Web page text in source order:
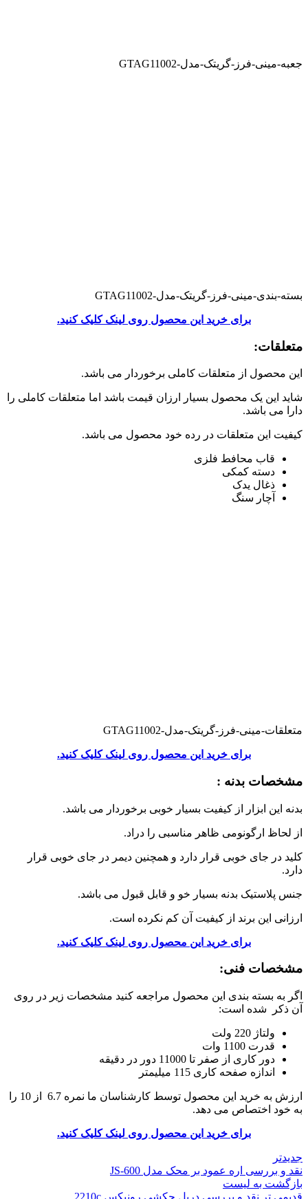
جعبه-مینی-فرز-گریتک-مدل-GTAG11002
بسته-بندی-مینی-فرز-گریتک-مدل-GTAG11002
برای خرید این محصول روی لینک کلیک کنید.
متعلقات:
این محصول از متعلقات کاملی برخوردار می باشد.
شاید این یک محصول بسیار ارزان قیمت باشد اما متعلقات کاملی را
دارا می باشد.
کیفیت این متعلقات در رده خود محصول می باشد.
قاب محافط فلزی
دسته کمکی
ذغال یدک
آچار سنگ
متعلقات-مینی-فرز-گریتک-مدل-GTAG11002
برای خرید این محصول روی لینک کلیک کنید.
مشخصات بدنه :
بدنه این ابزار از کیفیت بسیار خوبی برخوردار می باشد.
از لحاظ ارگونومی ظاهر مناسبی را دراد.
کلید در جای خوبی قرار دارد و همچنین دیمر در جای خوبی قرار
دارد.
جنس پلاستیک بدنه بسیار خو و قابل قبول می باشد.
ارزانی این برند از کیفیت آن کم نکرده است.
برای خرید این محصول روی لینک کلیک کنید.
مشخصات فنی:
اگر به بسته بندی این محصول مراجعه کنید مشخصات زیر در روی
آن ذکر شده است:
ولتاژ 220 ولت
قدرت 1100 وات
دور کاری از صفر تا 11000 دور در دقیقه
اندازه صفحه کاری 115 میلیمتر
ارزش به خرید این محصول توسط کارشناسان ما نمره 6.7 از 10 را
به خود اختصاص می دهد.
برای خرید این محصول روی لینک کلیک کنید.
جدیدتر
نقد و بررسی اره عمود بر محک مدل JS-600
بازگشت به لیست